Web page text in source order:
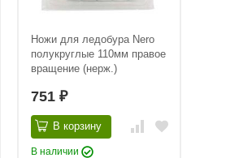
Ножи для ледобура Nero
полукруглые 110мм правое
вращение (нерж.)
751 ₽
В корзину
В наличии